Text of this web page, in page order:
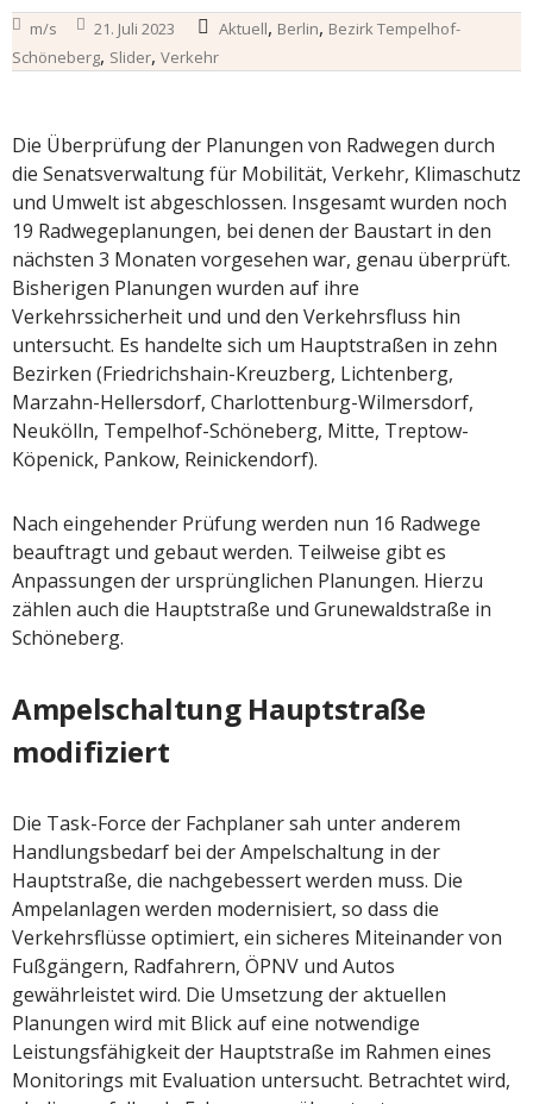
m/s 21. Juli 2023 Aktuell, Berlin, Bezirk Tempelhof-
Schöneberg, Slider, Verkehr
Die Überprüfung der Planungen von Radwegen durch
die Senatsverwaltung für Mobilität, Verkehr, Klimaschutz
und Umwelt ist abgeschlossen. Insgesamt wurden noch
19 Radwegeplanungen, bei denen der Baustart in den
nächsten 3 Monaten vorgesehen war, genau überprüft.
Bisherigen Planungen wurden auf ihre
Verkehrssicherheit und und den Verkehrsfluss hin
untersucht. Es handelte sich um Hauptstraßen in zehn
Bezirken (Friedrichshain-Kreuzberg, Lichtenberg,
Marzahn-Hellersdorf, Charlottenburg-Wilmersdorf,
Neukölln, Tempelhof-Schöneberg, Mitte, Treptow-
Köpenick, Pankow, Reinickendorf).
Nach eingehender Prüfung werden nun 16 Radwege
beauftragt und gebaut werden. Teilweise gibt es
Anpassungen der ursprünglichen Planungen. Hierzu
zählen auch die Hauptstraße und Grunewaldstraße in
Schöneberg.
Ampelschaltung Hauptstraße
modifiziert
Die Task-Force der Fachplaner sah unter anderem
Handlungsbedarf bei der Ampelschaltung in der
Hauptstraße, die nachgebessert werden muss. Die
Ampelanlagen werden modernisiert, so dass die
Verkehrsflüsse optimiert, ein sicheres Miteinander von
Fußgängern, Radfahrern, ÖPNV und Autos
gewährleistet wird. Die Umsetzung der aktuellen
Planungen wird mit Blick auf eine notwendige
Leistungsfähigkeit der Hauptstraße im Rahmen eines
Monitorings mit Evaluation untersucht. Betrachtet wird,